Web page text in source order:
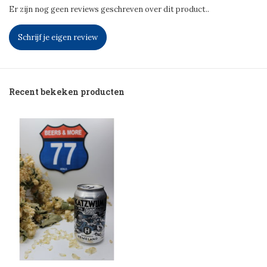
Er zijn nog geen reviews geschreven over dit product..
Schrijf je eigen review
Recent bekeken producten